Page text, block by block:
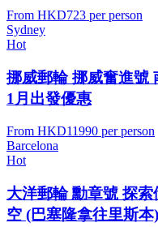
From HKD723 per person
Sydney
Hot
挪威郵輪 挪威奮進號
1月出發優惠
From HKD11990 per person
Barcelona
Hot
大洋郵輪 勳章號 探
空 (巴塞隆拿往里斯